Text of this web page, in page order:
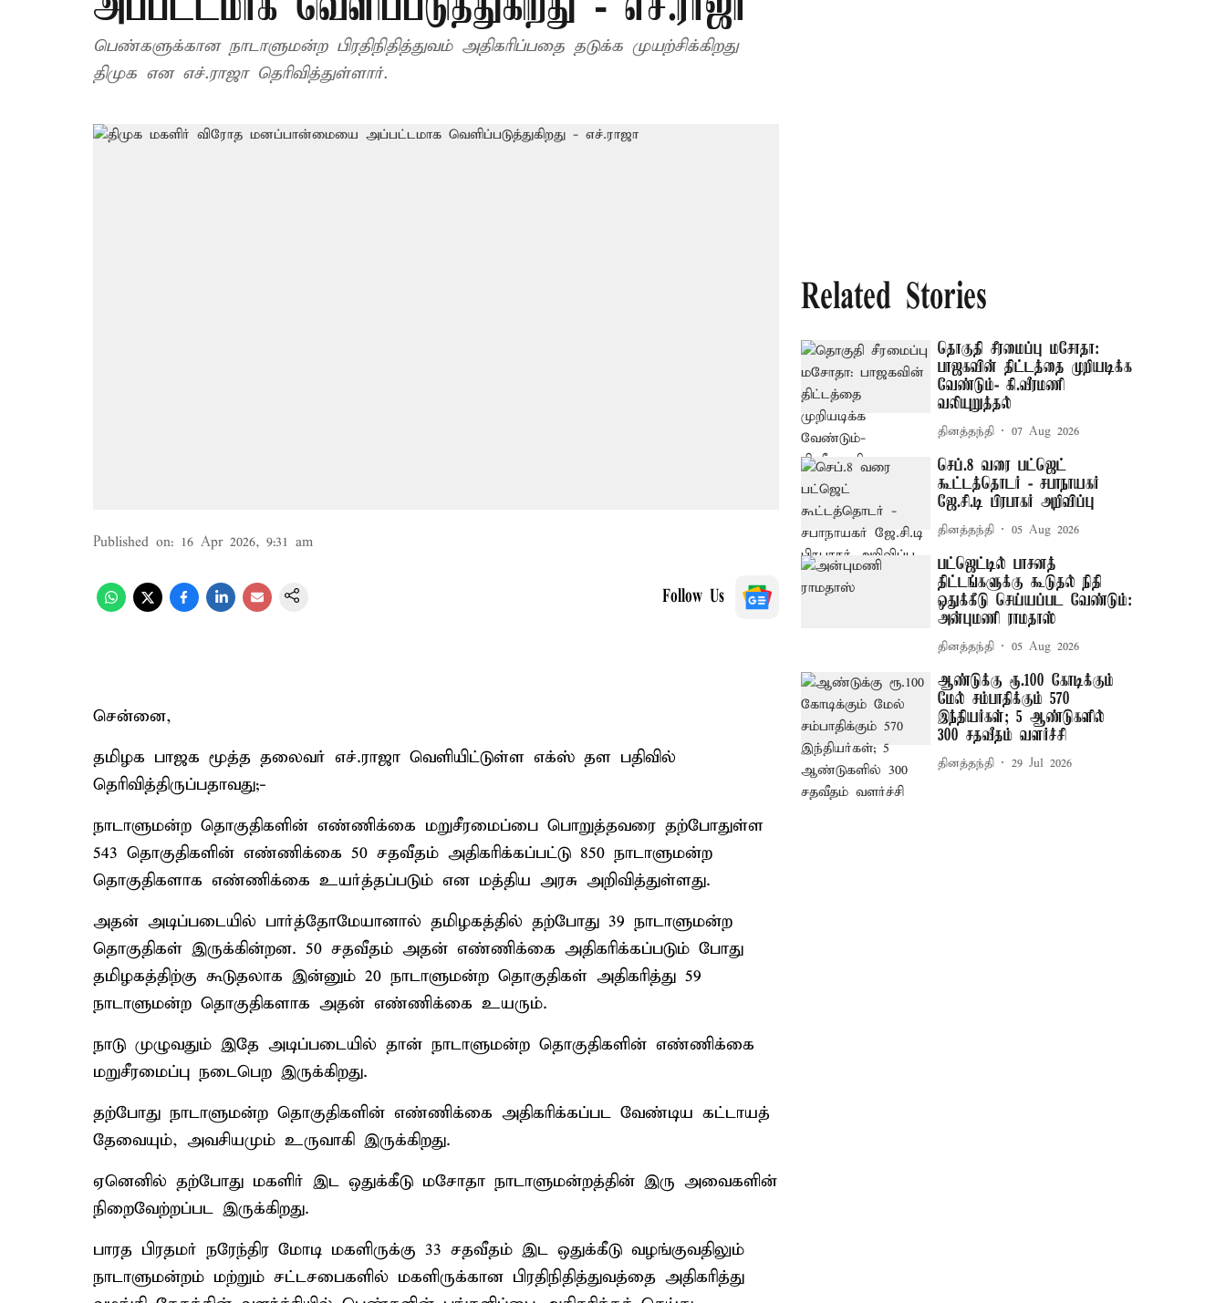
பெண்களுக்கான நாடாளுமன்ற பிரதிநிதித்துவம் அதிகரிப்பதை தடுக்க முயற்சிக்கிறது
திமுக என எச்.ராஜா தெரிவித்துள்ளார்.
Published on: 16 Apr 2026, 9:31 am
Follow Us
சென்னை,
தமிழக பாஜக மூத்த தலைவர் எச்.ராஜா வெளியிட்டுள்ள எக்ஸ் தள பதிவில்
தெரிவித்திருப்பதாவது;-
நாடாளுமன்ற தொகுதிகளின் எண்ணிக்கை மறுசீரமைப்பை பொறுத்தவரை தற்போதுள்ள
543 தொகுதிகளின் எண்ணிக்கை 50 சதவீதம் அதிகரிக்கப்பட்டு 850 நாடாளுமன்ற
தொகுதிகளாக எண்ணிக்கை உயர்த்தப்படும் என மத்திய அரசு அறிவித்துள்ளது.
அதன் அடிப்படையில் பார்த்தோமேயானால் தமிழகத்தில் தற்போது 39 நாடாளுமன்ற
தொகுதிகள் இருக்கின்றன. 50 சதவீதம் அதன் எண்ணிக்கை அதிகரிக்கப்படும் போது
தமிழகத்திற்கு கூடுதலாக இன்னும் 20 நாடாளுமன்ற தொகுதிகள் அதிகரித்து 59
நாடாளுமன்ற தொகுதிகளாக அதன் எண்ணிக்கை உயரும்.
நாடு முழுவதும் இதே அடிப்படையில் தான் நாடாளுமன்ற தொகுதிகளின் எண்ணிக்கை
மறுசீரமைப்பு நடைபெற இருக்கிறது.
தற்போது நாடாளுமன்ற தொகுதிகளின் எண்ணிக்கை அதிகரிக்கப்பட வேண்டிய கட்டாயத்
தேவையும், அவசியமும் உருவாகி இருக்கிறது.
ஏனெனில் தற்போது மகளிர் இட ஒதுக்கீடு மசோதா நாடாளுமன்றத்தின் இரு அவைகளின்
நிறைவேற்றப்பட இருக்கிறது.
பாரத பிரதமர் நரேந்திர மோடி மகளிருக்கு 33 சதவீதம் இட ஒதுக்கீடு வழங்குவதிலும்
நாடாளுமன்றம் மற்றும் சட்டசபைகளில் மகளிருக்கான பிரதிநிதித்துவத்தை அதிகரித்து
Related Stories
தொகுதி சீரமைப்பு மசோதா:
பாஜகவின் திட்டத்தை முறியடிக்க
வேண்டும்- கி.வீரமணி
வலியுறுத்தல்
தினத்தந்தி 07 Aug 2026
செப்.8 வரை பட்ஜெட்
கூட்டத்தொடர் - சபாநாயகர்
ஜே.சி.டி பிரபாகர் அறிவிப்பு
தினத்தந்தி 05 Aug 2026
பட்ஜெட்டில் பாசனத்
திட்டங்களுக்கு கூடுதல் நிதி
ஒதுக்கீடு செய்யப்பட வேண்டும்:
அன்புமணி ராமதாஸ்
தினத்தந்தி 05 Aug 2026
ஆண்டுக்கு ரூ.100 கோடிக்கும்
மேல் சம்பாதிக்கும் 570
இந்தியர்கள்; 5 ஆண்டுகளில்
300 சதவீதம் வளர்ச்சி
தினத்தந்தி 29 Jul 2026